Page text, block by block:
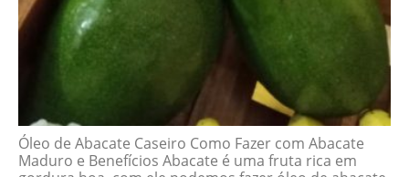
Óleo de Abacate Caseiro Como Fazer com Abacate
Maduro e Benefícios Abacate é uma fruta rica em